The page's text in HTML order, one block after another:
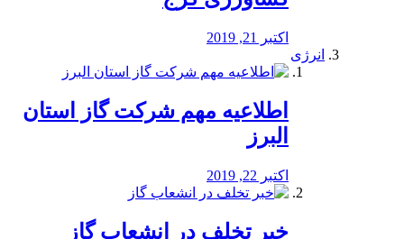
اکتبر 21, 2019
انرژی
️اطلاعیه مهم شرکت گاز استان
البرز
اکتبر 22, 2019
خبر تخلف در انشعاب گاز